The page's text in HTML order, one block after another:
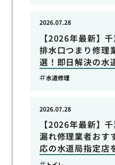
【2026年最新】
排水口つまり修理
選！即日解決の水
2026.07.28
水道修理
【2026年最新】
漏れ修理業者おす
応の水道局指定店
2026.07.28